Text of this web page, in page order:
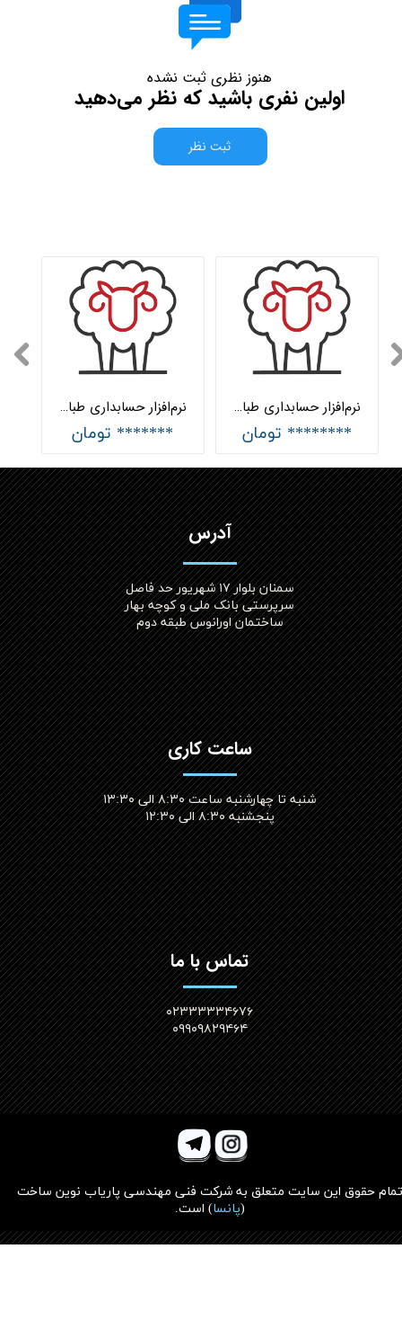
هنوز نظری ثبت نشده
اولین نفری باشید که نظر می‌دهید
ثبت نظر
نرم‌افزار حسابداری طباخان ساده هلو APEX
******* تومان
نرم‌افزار حسابداری طباخان پیشرفته هلو APEX
******** تومان
آدرس
سمنان بلوار ۱۷ شهریور حد فاصل
سرپرستی بانک ملی و کوچه بهار
ساختمان اورانوس طبقه دوم
ساعت کاری
شنبه تا چهارشنبه ساعت ۸:۳۰ الی ۱۳:۳۰
پنجشنبه ۸:۳۰ الی ۱۲:۳۰​​​​​​​
تماس با ما
۰۲۳۳۳۳۳۴۶۷۶
۰۹۹۰۹۸۲۹۴۶۴
تمام حقوق این سایت متعلق به شرکت فنی مهندسی پاریاب نوین ساخت
(پانسا) است.